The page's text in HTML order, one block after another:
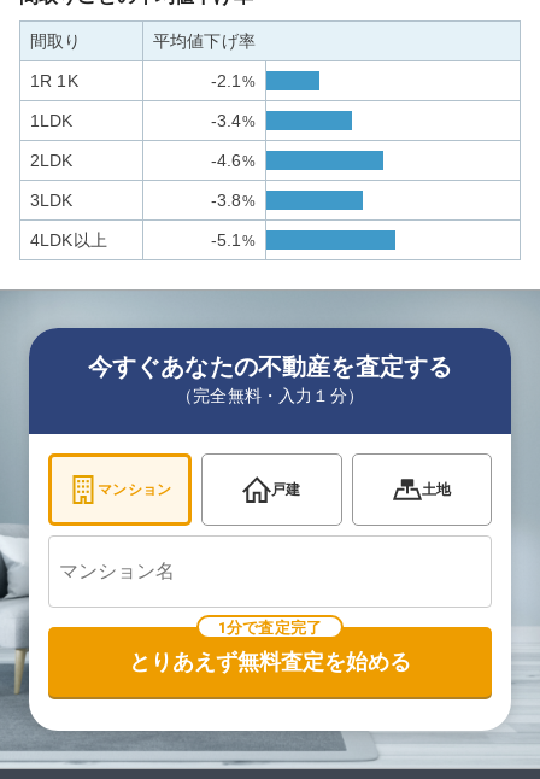
間取り 平均値下げ率
1R 1K -2.1 %
1LDK -3.4%
2LDK -4.6%
3LDK -3.8%
4LDK以上 -5.1 %
今すぐあなたの不動産を査定する
（完全無料・入力１分）
マンション 戸建 土地
1分で査定完了
とりあえず無料査定を始める